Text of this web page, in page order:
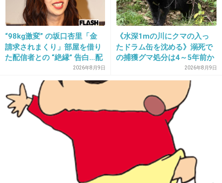
+24 -98
37. 匿名2015/05/10(日) 23:29:07
2015/05/10(日) 23:29:11
+167
“98kg激変” の坂口杏里「金
請求されまくり」部屋を借り
た配信者との “絶縁” 告白…配
信者側は「逃げられた」荷物
放置に怒り心頭
2026年8月9日
《水深1mの川にクマの入っ
たドラム缶を沈める》溺死で
の捕獲グマ処分は4～5年前か
ら 「先人の経験から時間を
決めていた」「溺死だけがフ
ォーカスされ困惑」と町の担
2026年8月9日